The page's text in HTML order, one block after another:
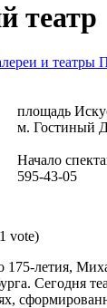
театр
и театры
площадь
м. Гостиный
Начало
595-43-05
1 vote)
175-летия,
Сегодня